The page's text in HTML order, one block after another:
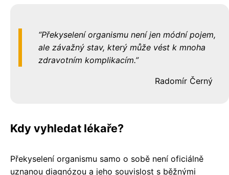
Překyselení organismu není jen módní pojem,
ale závažný stav, který může vést k mnoha
zdravotním komplikacím.
Radomír Černý
Kdy vyhledat lékaře?
Překyselení organismu samo o sobě není oficiálně
uznanou diagnózou a jeho souvislost s běžnými